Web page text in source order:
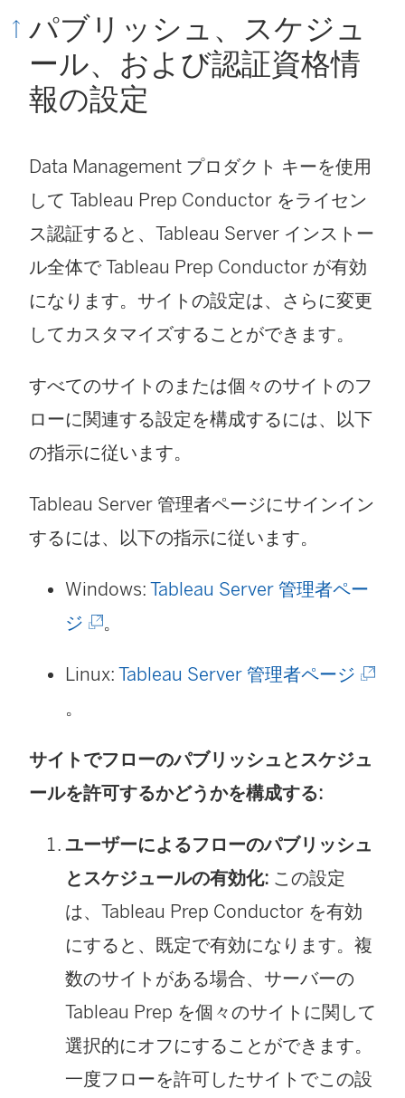
パブリッシュ、スケジュ
ール、および認証資格情
報の設定
Data Management プロダクト キーを使用
して Tableau Prep Conductor をライセン
ス認証すると、Tableau Server インストー
ル全体で Tableau Prep Conductor が有効
になります。サイトの設定は、さらに変更
してカスタマイズすることができます。
すべてのサイトのまたは個々のサイトのフ
ローに関連する設定を構成するには、以下
の指示に従います。
Tableau Server 管理者ページにサインイン
するには、以下の指示に従います。
Windows: Tableau Server 管理者ペー
ジ (
ウ
ィ
ド
ウ
で
リ
ン
ク
が
開
。
Linux: Tableau Server 管理者ページ (
い
ィ
ド
ウ
リ
ク
。
サイトでフローのパブリッシュとスケジュ
ールを許可するかどうかを構成する:
ユーザーによるフローのパブリッシュ
とスケジュールの有効化: この設定
は、Tableau Prep Conductor を有効
にすると、既定で有効になります。複
数のサイトがある場合、サーバーの
Tableau Prep を個々のサイトに関して
選択的にオフにすることができます。
一度フローを許可したサイトでこの設